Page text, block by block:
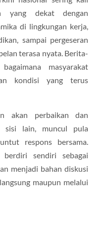
yang dekat dengan
di lingkungan kerja,
sampai pergeseran
terasa nyata. Berita-
masyarakat
kondisi yang terus
akan perbaikan dan
sisi lain, muncul pula
respons bersama.
sendiri sebagai
menjadi bahan diskusi
maupun melalui